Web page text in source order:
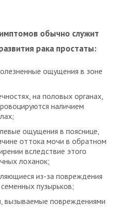
обычно служит
рака простаты:
ощущения в зоне
на половых органах,
наличием
ощущения в пояснице,
оттока мочи в обратном
вследствие этого
лоханок;
из-за повреждения
пузырьков;
вызываемые повреждениями